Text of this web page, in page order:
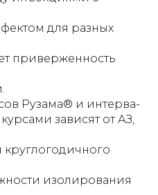
для разных
приверженность
Рузама® и интерва-
зависят от АЗ,
круглогодичного
изолирования